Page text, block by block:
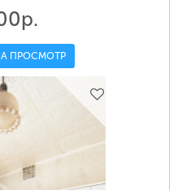
ПРОСМОТР